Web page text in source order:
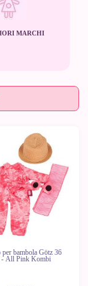
MARCHI
per bambola Götz 36
- All Pink Kombi